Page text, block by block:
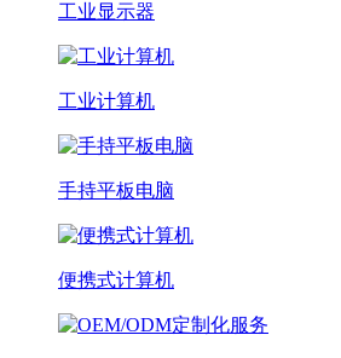
工业显示器
工业计算机
手持平板电脑
便携式计算机